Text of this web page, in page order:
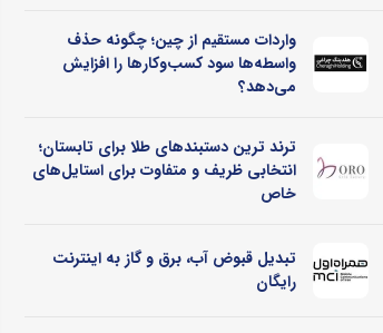
واردات مستقیم از چین؛ چگونه حذف
واسطه‌ها سود کسب‌وکارها را افزایش
می‌دهد؟
ترند ترین دستبندهای طلا برای تابستان؛
انتخابی ظریف و متفاوت برای استایل‌های
خاص
تبدیل قبوض آب، برق و گاز به اینترنت
رایگان